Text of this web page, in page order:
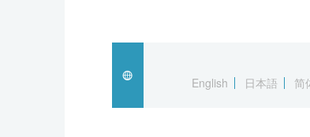
科学・技術
暮らし
English
日本語 简